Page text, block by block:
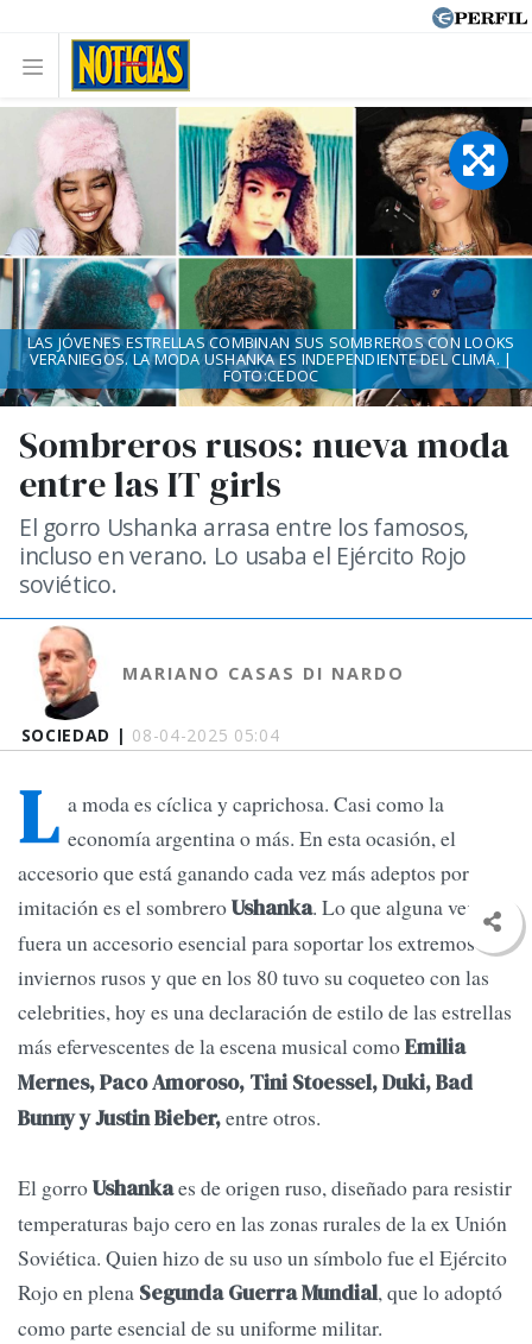
SOCIEDAD | 08-04-2025 05:04
Sombreros rusos: nueva moda
entre las IT girls
El gorro Ushanka arrasa entre los famosos,
incluso en verano. Lo usaba el Ejército Rojo
soviético.
MARIANO CASAS DI NARDO
LAS JÓVENES ESTRELLAS COMBINAN SUS SOMBREROS CON LOOKS
VERANIEGOS. LA MODA USHANKA ES INDEPENDIENTE DEL CLIMA. |
FOTO:CEDOC
L a moda es cíclica y caprichosa. Casi como la
economía argentina o más. En esta ocasión, el
accesorio que está ganando cada vez más adeptos por
imitación es el sombreroUshanka. Lo que alguna vez
fuera un accesorio esencial para soportar los extremos
inviernos rusos y que en los 80 tuvo su coqueteo con las
celebrities, hoy es una declaración de estilo de las estrellas
más efervescentes de la escena musical comoEmilia
Mernes, Paco Amoroso, Tini Stoessel, Duki, Bad
Bunny y Justin Bieber,entre otros.
El gorroUshankaes de origen ruso, diseñado para resistir
temperaturas bajo cero en las zonas rurales de la ex Unión
Soviética. Quien hizo de su uso un símbolo fue el Ejército
Rojo en plena Segunda Guerra Mundial, que lo adoptó
como parte esencial de su uniforme militar.